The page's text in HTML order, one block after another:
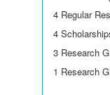
4 Regular
4
3 Research
1 Research